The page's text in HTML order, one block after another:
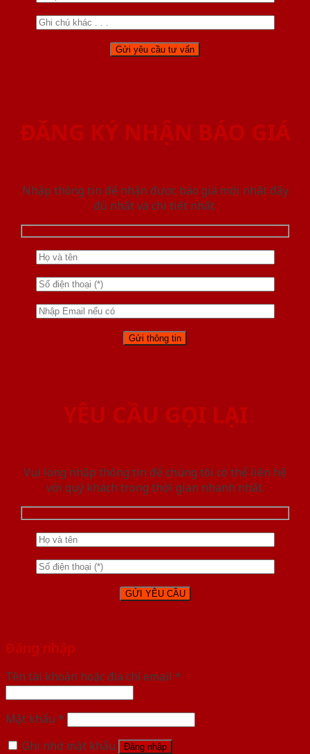
ĐĂNG KÝ NHẬN BÁO GIÁ
Nhập thông tin để nhận được báo giá mới nhât đầy
đủ nhất và chi tiết nhất.
YÊU CẦU GỌI LẠI
Vui lòng nhập thông tin để chúng tôi có thể liên hệ
với quý khách trong thời gian nhanh nhất.
Đăng nhập
Tên tài khoản hoặc địa chỉ email *
Mật khẩu *
Ghi nhớ mật khẩu
Đăng nhập